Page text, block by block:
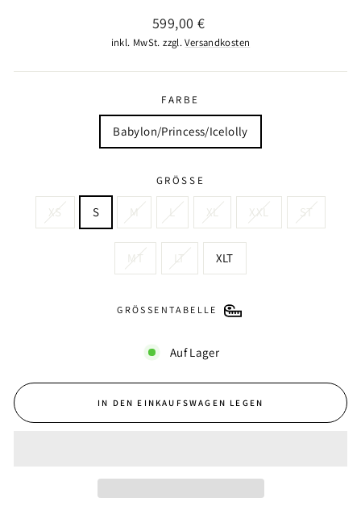
Normaler
Preis
599,00 €
inkl. MwSt. zzgl.Versandkosten
FARBE
Babylon/Princess/Icelolly
GRÖSSE
XS S M L XL XXL ST
MT LT XLT
GRÖSSENTABELLE
Auf Lager
IN DEN EINKAUFSWAGEN LEGEN